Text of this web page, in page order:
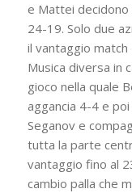
e Mattei
24-19. Solo due
il vantaggio match
Musica diversa in
gioco nella quale
aggancia 4-4 e
Seganov e
tutta la parte
vantaggio fino al
cambio palla che